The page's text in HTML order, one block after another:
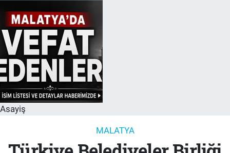
Asayiş
MALATYA